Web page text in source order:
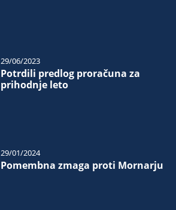
Potrdili predlog proračuna za
prihodnje leto
29/06/2023
Pomembna zmaga proti Mornarju
29/01/2024